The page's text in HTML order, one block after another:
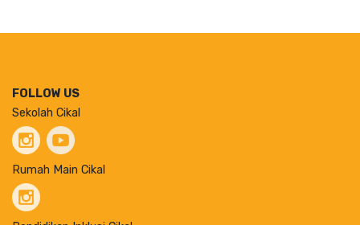
FOLLOW US
Sekolah Cikal
Rumah Main Cikal